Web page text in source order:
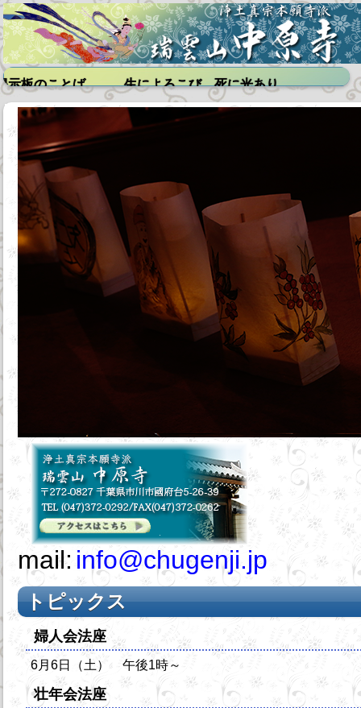
板のことば 生によろこび 死に光あり
mail: info@chugenji.jp
トピックス
婦人会法座
6月6日（土） 午後1時～
壮年会法座